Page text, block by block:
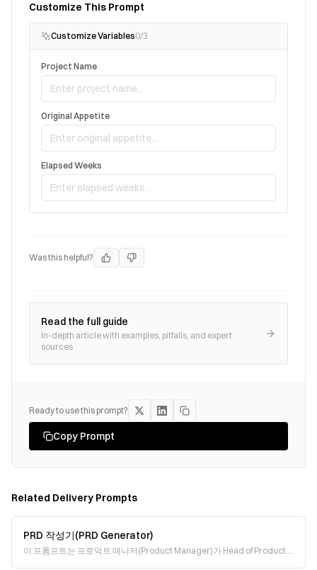
Customize This Prompt
Customize Variables0/3
Project Name
Original Appetite
Elapsed Weeks
Was this helpful?
Read the full guide
In-depth article with examples, pitfalls, and expert
sources
Ready to use this prompt?
Copy Prompt
Related Delivery Prompts
PRD 작성기(PRD Generator)
이 프롬프트는 프로덕트 매니저(Product Manager)가 Head of Product